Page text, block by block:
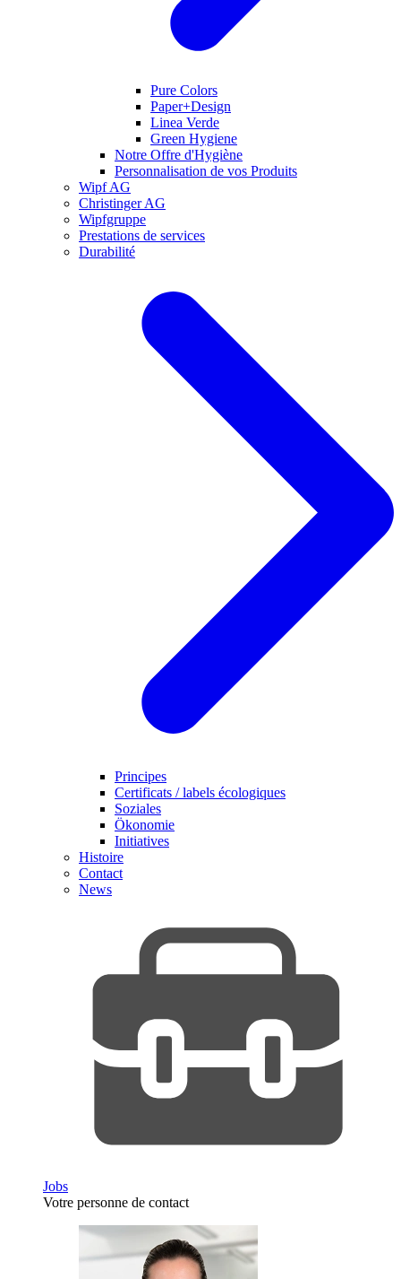
Pure Colors
Paper+Design
Linea Verde
Green Hygiene
Notre Offre d'Hygiène
Personnalisation de vos Produits
Wipf AG
Christinger AG
Wipfgruppe
Prestations de services
Durabilité
Principes
Certificats / labels écologiques
Soziales
Ökonomie
Initiatives
Histoire
Contact
News
Jobs
Votre personne de contact